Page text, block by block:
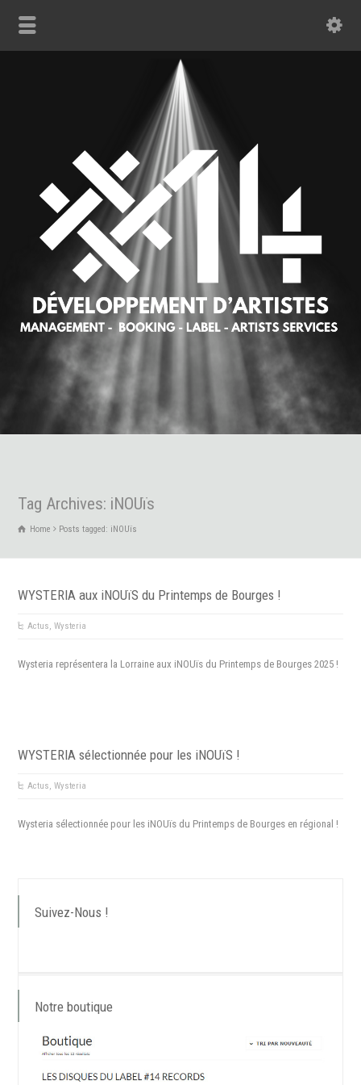
Tag Archives: iNOUïs
Home Posts tagged: iNOUïs
WYSTERIA aux iNOUïS du Printemps de Bourges !
Actus,Wysteria
Wysteria représentera la Lorraine aux iNOUïs du Printemps de Bourges 2025 !
WYSTERIA sélectionnée pour les iNOUïS !
Actus,Wysteria
Wysteria sélectionnée pour les iNOUïs du Printemps de Bourges en régional !
Suivez-Nous !
Notre boutique